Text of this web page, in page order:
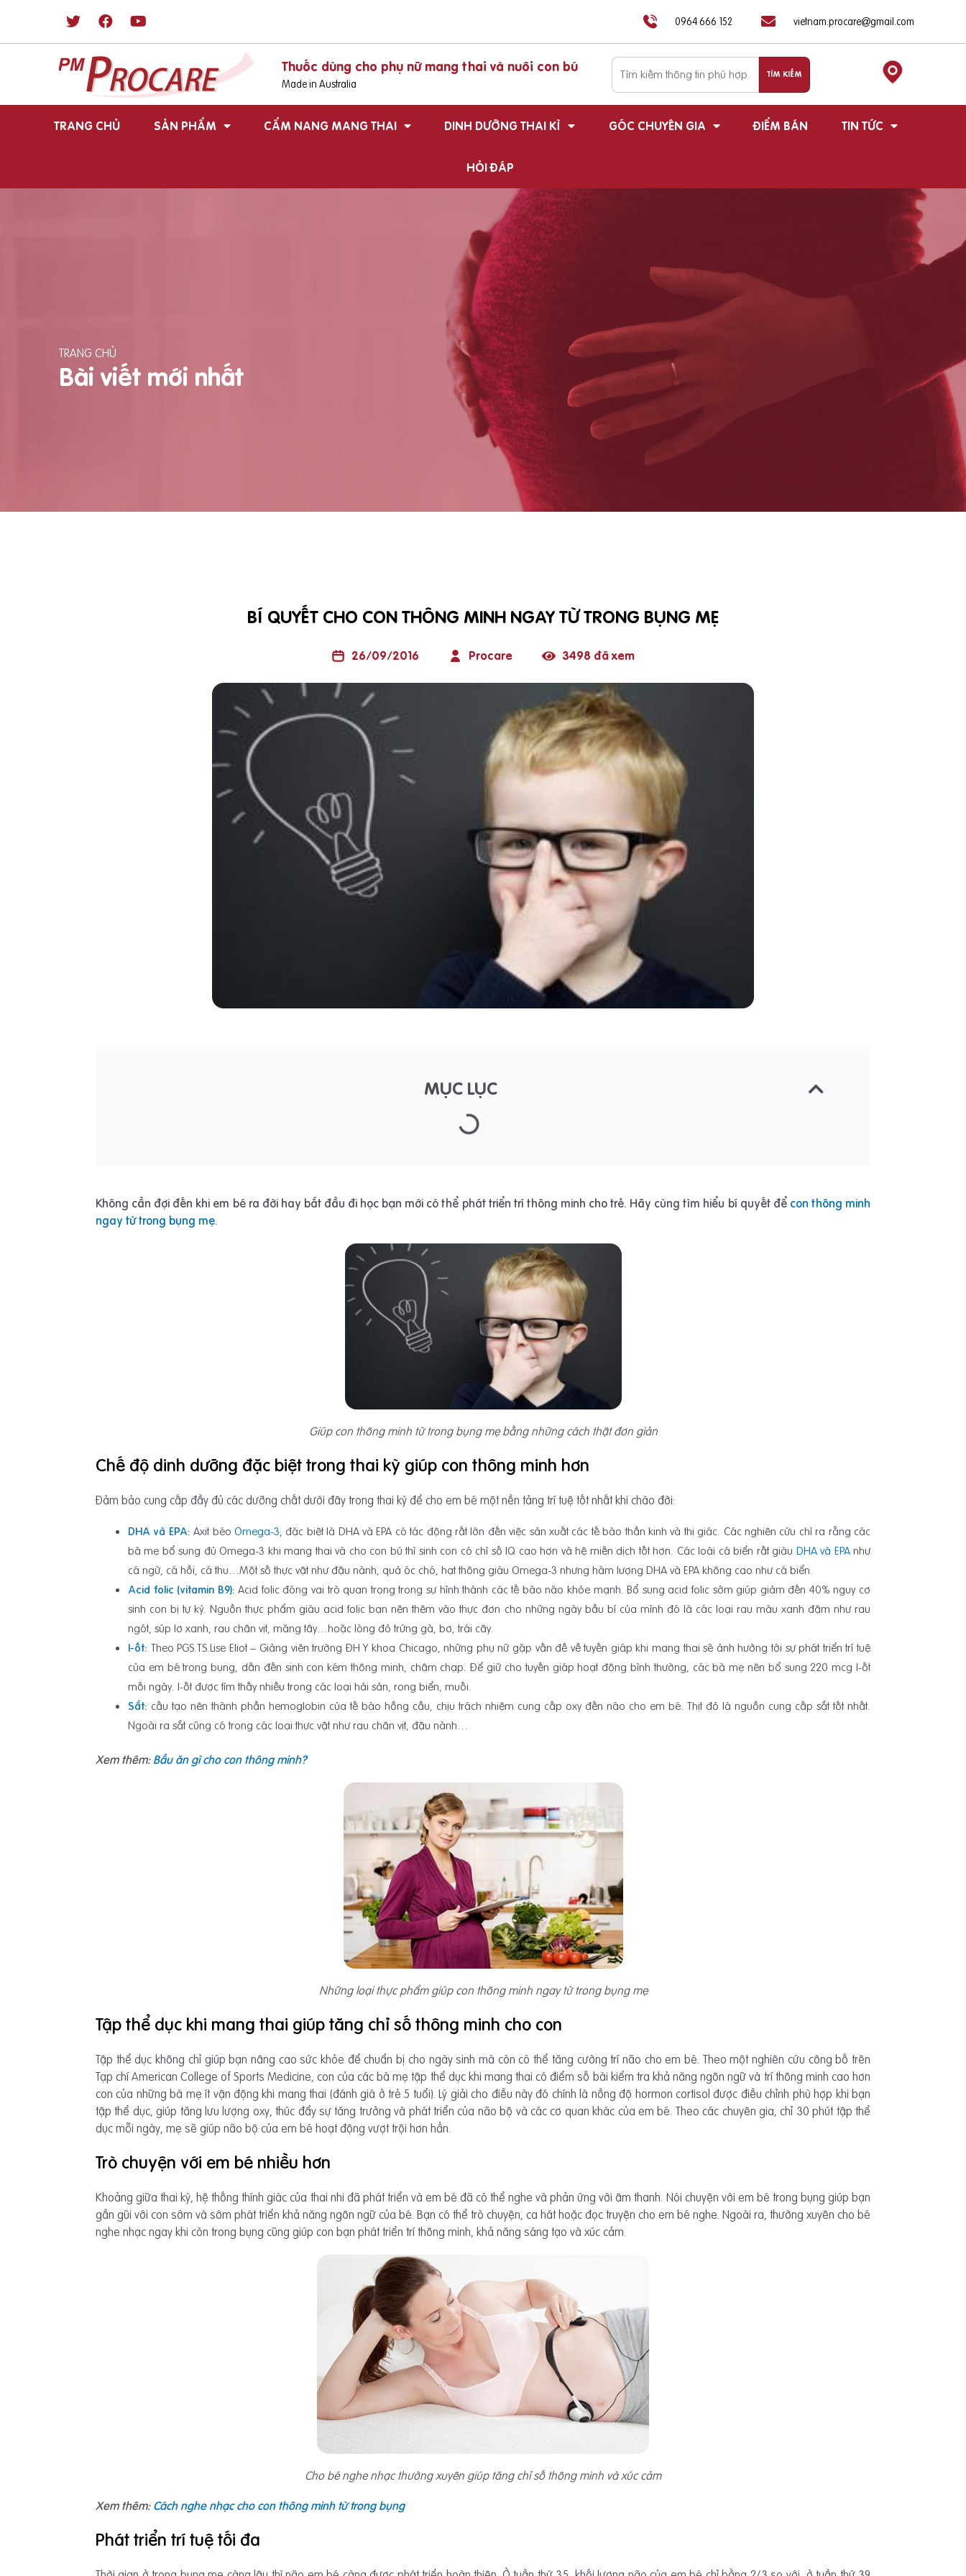
0964 666 152 vietnam.procare@gmail.com
Thuốc dùng cho phụ nữ mang thai và nuôi con bú
Made in Australia
TRANG CHỦ SẢN PHẨM CẨM NANG MANG THAI DINH DƯỠNG THAI KÌ GÓC CHUYÊN GIA ĐIỂM BÁN TIN TỨC
HỎI ĐÁP
TRANG CHỦ
Bài viết mới nhất
BÍ QUYẾT CHO CON THÔNG MINH NGAY TỪ TRONG BỤNG MẸ
26/09/2016 Procare 3498 đã xem
MỤC LỤC
Không cần đợi đến khi em bé ra đời hay bắt đầu đi học bạn mới có thể phát triển trí thông minh cho trẻ. Hãy cùng tìm hiểu bí quyết để con thông minh
ngay từ trong bụng mẹ.
Giúp con thông minh từ trong bụng mẹ bằng những cách thật đơn giản
Chế độ dinh dưỡng đặc biệt trong thai kỳ giúp con thông minh hơn
Đảm bảo cung cấp đầy đủ các dưỡng chất dưới đây trong thai kỳ để cho em bé một nền tảng trí tuệ tốt nhất khi chào đời:
DHA và EPA: Axit béoOmega-3, đặc biệt là DHA và EPA có tác động rất lớn đến việc sản xuất các tế bào thần kinh và thị giác. Các nghiên cứu chỉ ra rằng các
bà mẹ bổ sung đủ Omega-3 khi mang thai và cho con bú thì sinh con có chỉ số IQ cao hơn và hệ miễn dịch tốt hơn. Các loài cá biển rất giàu DHA và EPAnhư
cá ngừ, cá hồi, cá thu…Một số thực vật như đậu nành, quả óc chó, hạt thông giàu Omega-3 nhưng hàm lượng DHA và EPA không cao như cá biển.
Acid folic (vitamin B9): Acid folic đóng vai trò quan trọng trong sự hình thành các tế bào não khỏe mạnh. Bổ sung acid folic sớm giúp giảm đến 40% nguy cơ
sinh con bị tự kỷ. Nguồn thực phẩm giàu acid folic bạn nên thêm vào thực đơn cho những ngày bầu bí của mình đó là các loại rau màu xanh đậm như rau
ngót, súp lơ xanh, rau chân vịt, măng tây…hoặc lòng đỏ trứng gà, bơ, trái cây.
I-ốt: Theo PGS.TS.Lise Eliot – Giảng viên trường ĐH Y khoa Chicago, những phụ nữ gặp vấn đề về tuyến giáp khi mang thai sẽ ảnh hưởng tới sự phát triển trí tuệ
của em bé trong bụng, dẫn đến sinh con kém thông minh, chậm chạp. Để giữ cho tuyến giáp hoạt động bình thường, các bà mẹ nên bổ sung 220 mcg I-ốt
mỗi ngày. I-ốt được tìm thấy nhiều trong các loại hải sản, rong biển, muối.
Sắt: cấu tạo nên thành phần hemoglobin của tế bào hồng cầu, chịu trách nhiệm cung cấp oxy đến não cho em bé. Thịt đỏ là nguồn cung cấp sắt tốt nhất.
Ngoài ra sắt cũng có trong các loại thực vật như rau chân vịt, đậu nành…
Xem thêm:Bầu ăn gì cho con thông minh?
Những loại thực phẩm giúp con thông minh ngay từ trong bụng mẹ
Tập thể dục khi mang thai giúp tăng chỉ số thông minh cho con
Tập thể dục không chỉ giúp bạn nâng cao sức khỏe để chuẩn bị cho ngày sinh mà còn có thể tăng cường trí não cho em bé. Theo một nghiên cứu công bố trên
Tạp chí American College of Sports Medicine, con của các bà mẹ tập thể dục khi mang thai có điểm số bài kiểm tra khả năng ngôn ngữ và trí thông minh cao hơn
con của những bà mẹ ít vận động khi mang thai (đánh giá ở trẻ 5 tuổi). Lý giải cho điều này đó chính là nồng độ hormon cortisol được điều chỉnh phù hợp khi bạn
tập thể dục, giúp tăng lưu lượng oxy, thúc đẩy sự tăng trưởng và phát triển của não bộ và các cơ quan khác của em bé. Theo các chuyên gia, chỉ 30 phút tập thể
dục mỗi ngày, mẹ sẽ giúp não bộ của em bé hoạt động vượt trội hơn hẳn.
Trò chuyện với em bé nhiều hơn
Khoảng giữa thai kỳ, hệ thống thính giác của thai nhi đã phát triển và em bé đã có thể nghe và phản ứng với âm thanh. Nói chuyện với em bé trong bụng giúp bạn
gần gũi với con sớm và sớm phát triển khả năng ngôn ngữ của bé. Bạn có thể trò chuyện, ca hát hoặc đọc truyện cho em bé nghe. Ngoài ra, thường xuyên cho bé
nghe nhạc ngay khi còn trong bụng cũng giúp con bạn phát triển trí thông minh, khả năng sáng tạo và xúc cảm.
Cho bé nghe nhạc thường xuyên giúp tăng chỉ số thông minh và xúc cảm
Xem thêm:Cách nghe nhạc cho con thông minh từ trong bụng
Phát triển trí tuệ tối đa